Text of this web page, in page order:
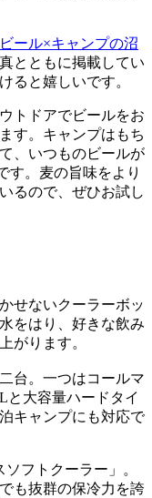
ビール×キャンプの沼
とともに掲載してい
ると嬉しいです。
トドアでビールをお
す。キャンプはもち
、いつものビールが
す。麦の旨味をより
るので、ぜひお試し
せないクーラーボッ
をはり、好きな飲み
がります。
台。一つはコールマ
と大容量ハードタイ
キャンプにも対応で
フトクーラー」。
も抜群の保冷力を誇